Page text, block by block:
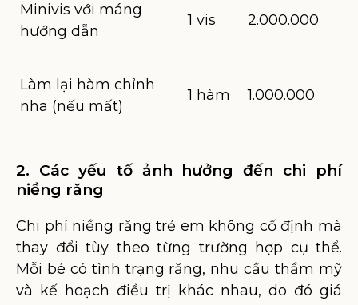
Minivis với máng
hướng dẫn
1 vis 2.000.000
Làm lại hàm chỉnh
nha (nếu mất)
1 hàm 1.000.000
2. Các yếu tố ảnh hưởng đến chi phí
niềng răng
Chi phí niềng răng trẻ em không cố định mà
thay đổi tùy theo từng trường hợp cụ thể.
Mỗi bé có tình trạng răng, nhu cầu thẩm mỹ
và kế hoạch điều trị khác nhau, do đó giá